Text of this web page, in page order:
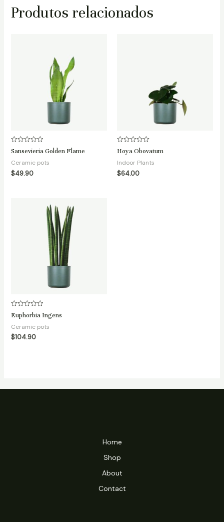
Produtos relacionados
Avaliação
0
de
5
Sansevieria Golden Flame
Ceramic pots
$49.90
Avaliação
0
de
5
Hoya Obovatum
Indoor Plants
$64.00
Avaliação
0
de
5
Euphorbia Ingens
Ceramic pots
$104.90
Home
Shop
About
Contact